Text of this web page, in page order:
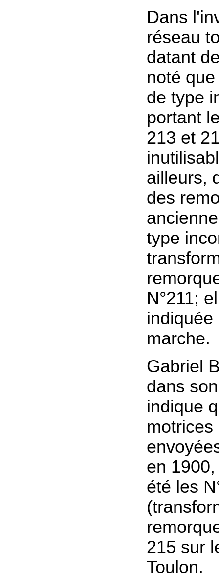
Dans
réseau
datant
noté
de type
portant
213 et
ailleurs,
des
type
N°211;
indiquée
marche.
Gabriel
dans
indique
motrices
en
été les
215 sur
Toulon.